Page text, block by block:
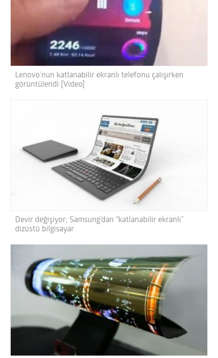
Lenovo’nun katlanabilir ekranlı telefonu çalışırken
görüntülendi [Video]
Devir değişiyor; Samsung’dan “katlanabilir ekranlı”
dizüstü bilgisayar